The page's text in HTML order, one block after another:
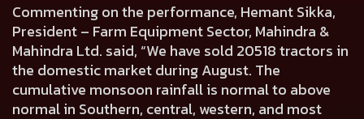
Commenting on the performance, Hemant Sikka,
President – Farm Equipment Sector, Mahindra &
Mahindra Ltd. said, “We have sold 20518 tractors in
the domestic market during August. The
cumulative monsoon rainfall is normal to above
normal in Southern, central, western, and most